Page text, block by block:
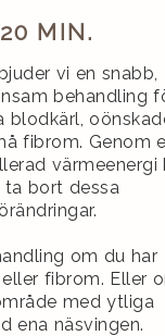
MIN.
vi en snabb,
behandling
fibrom. Genom
värmeenergi
ta bort dessa
om du har
fibrom. Eller
med ytliga
ena näsvingen.